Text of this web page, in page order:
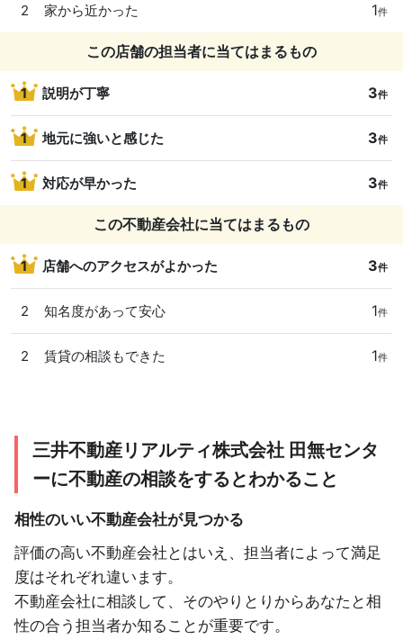
2 家から近かった 1件
この店舗の担当者に当てはまるもの
1 説明が丁寧 3件
1 地元に強いと感じた 3件
1 対応が早かった 3件
この不動産会社に当てはまるもの
1 店舗へのアクセスがよかった 3件
2 知名度があって安心 1件
2 賃貸の相談もできた 1件
三井不動産リアルティ株式会社 田無センタ
ーに不動産の相談をするとわかること
相性のいい不動産会社が見つかる
評価の高い不動産会社とはいえ、担当者によって満足
度はそれぞれ違います。
不動産会社に相談して、そのやりとりからあなたと相
性の合う担当者か知ることが重要です。